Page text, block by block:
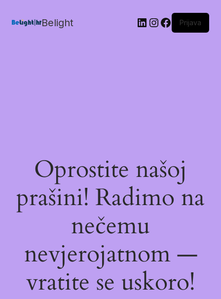
Belight Prijava
Oprostite našoj
prašini! Radimo na
nečemu
nevjerojatnom —
vratite se uskoro!